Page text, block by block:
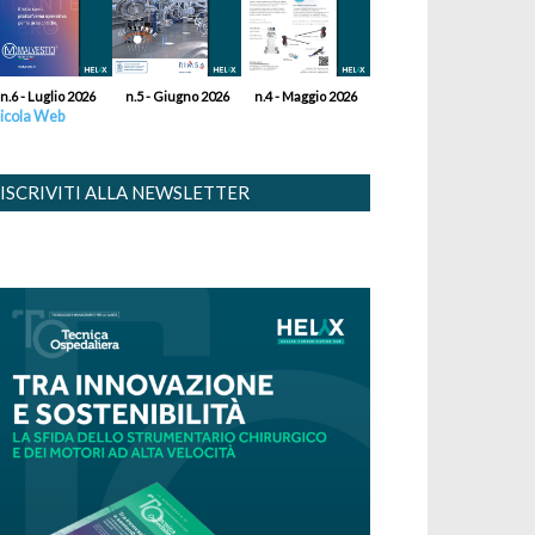
n.6 - Luglio 2026 n.5 - Giugno 2026 n.4 - Maggio 2026
Web
ISCRIVITI ALLA NEWSLETTER